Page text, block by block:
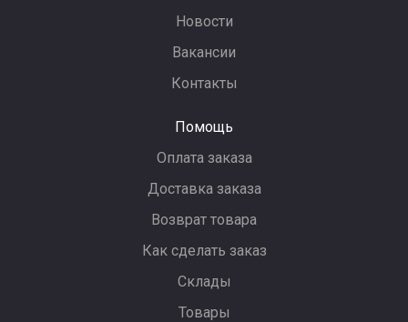
Новости
Вакансии
Контакты
Помощь
Оплата заказа
Доставка заказа
Возврат товара
Как сделать заказ
Склады
Товары